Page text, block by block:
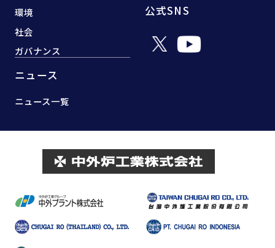
環境
社会
ガバナンス
ニュース
ニュース一覧
公式SNS